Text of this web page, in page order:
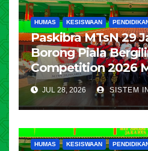
HUMAS KESISWAAN
Paskibra MTsN 29
Borong Piala
Competition 2026
JUL 28, 2026 SISTEM
HUMAS KESISWAAN